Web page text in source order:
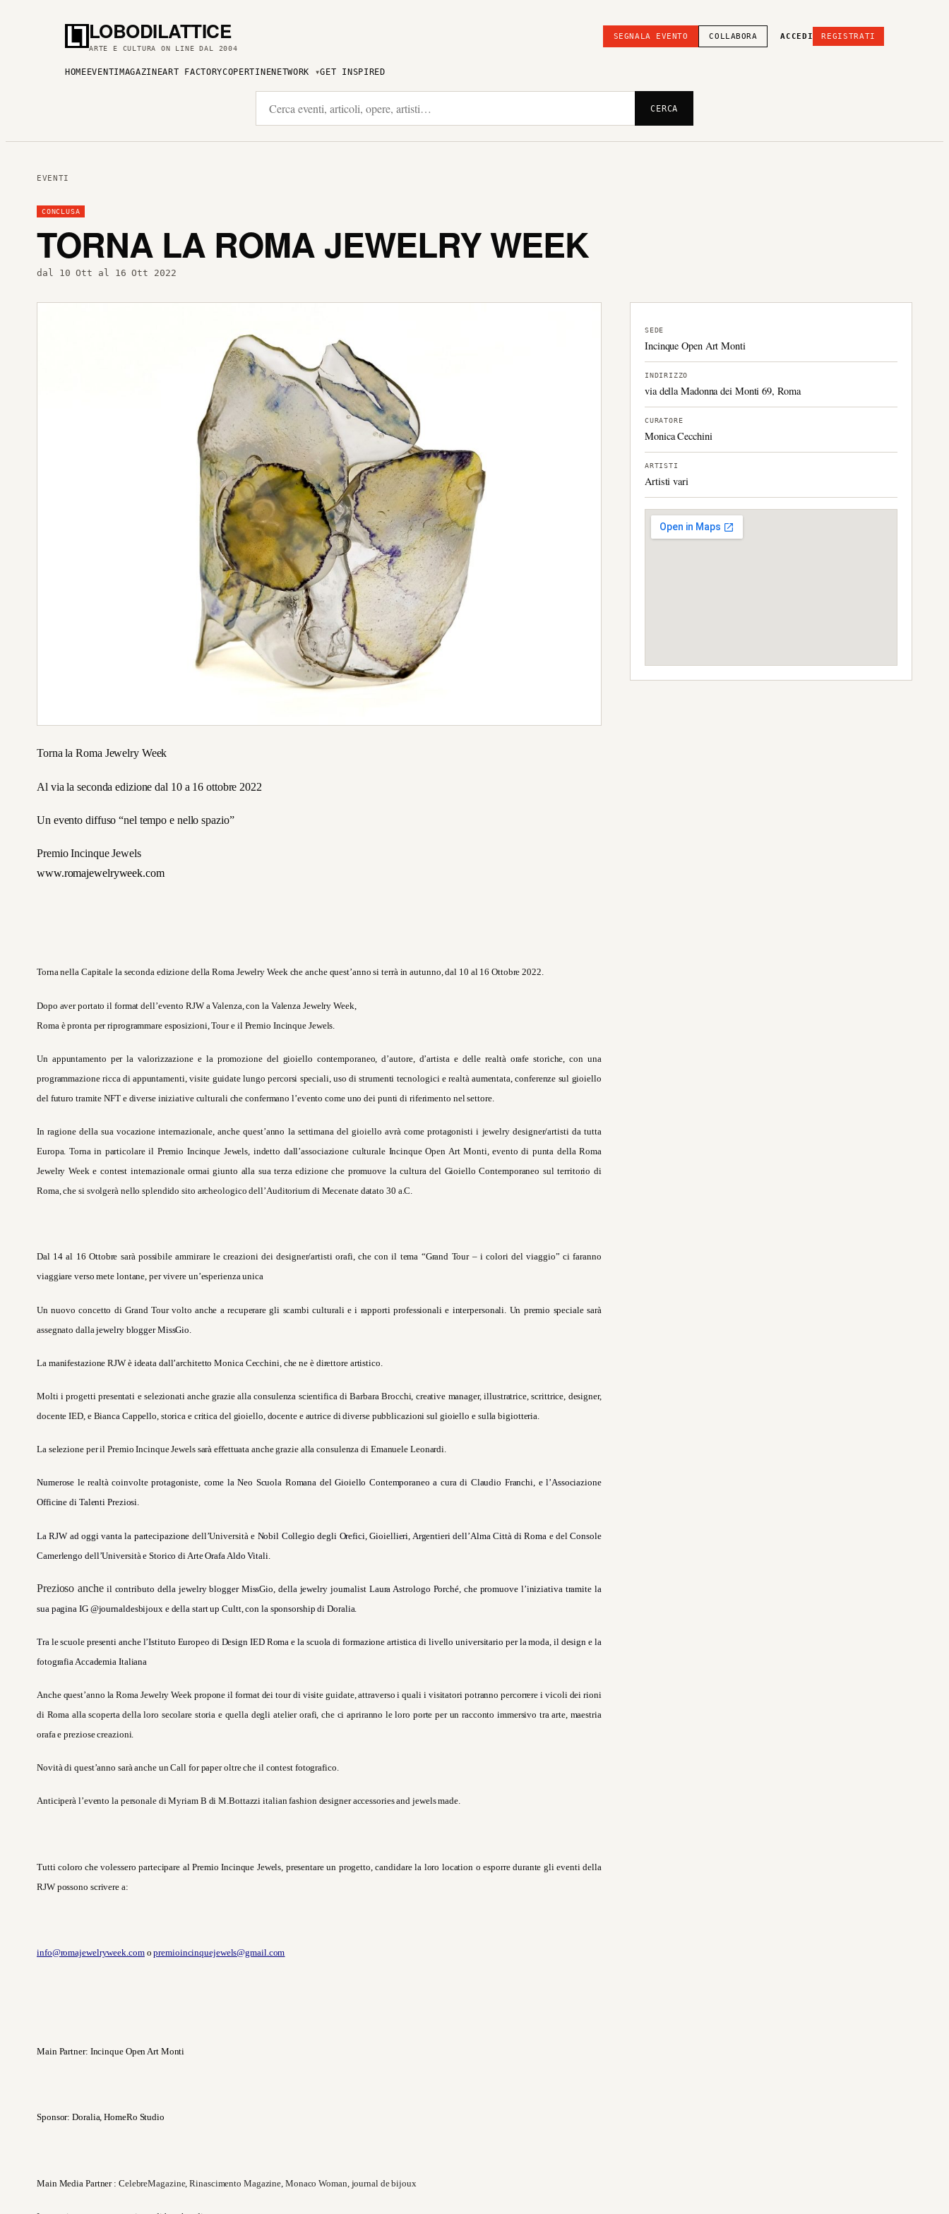
LOBODILATTICE
ARTE E CULTURA ON LINE DAL 2004
SEGNALA EVENTO COLLABORA ACCEDI REGISTRATI
HOME EVENTI MAGAZINEART FACTORYCOPERTINENETWORK GET INSPIRED
CERCA
EVENTI
CONCLUSA
TORNA LA ROMA JEWELRY WEEK
dal 10 Ott al 16 Ott 2022
Torna la Roma Jewelry Week
Al via la seconda edizione dal 10 a 16 ottobre 2022
Un evento diffuso “nel tempo e nello spazio”
Premio Incinque Jewels
www.romajewelryweek.com
Torna nella Capitale la seconda edizione dellaRoma Jewelry Weekche anche quest’anno si terrà in autunno, dal 10 al 16 Ottobre 2022.
Dopo aver portato il format dell’evento RJW a Valenza, con la Valenza Jewelry Week,
Roma è pronta per riprogrammare esposizioni, Tour e il Premio Incinque Jewels.
Un appuntamento per la valorizzazione e la promozione del gioiello contemporaneo, d’autore, d’artista e delle realtà orafe storiche, con una
programmazione ricca di appuntamenti, visite guidate lungo percorsi speciali, uso di strumenti tecnologici e realtà aumentata, conferenze sul gioiello
del futuro tramite NFT e diverse iniziative culturali che confermano l’evento come uno dei punti di riferimento nel settore.
In ragione della sua vocazione internazionale, anche quest’anno la settimana del gioiello avrà come protagonisti i jewelry designer/artisti da tutta
Europa. Torna in particolare il Premio Incinque Jewels, indetto dall’associazione culturale Incinque Open Art Monti, evento di punta della Roma
Jewelry Week e contest internazionale ormai giunto alla sua terza edizione che promuove la cultura del Gioiello Contemporaneo sul territorio di
Roma, che si svolgerà nello splendido sito archeologico dell’Auditorium di Mecenate datato 30 a.C.
Dal 14 al 16 Ottobre sarà possibile ammirare le creazioni dei designer/artisti orafi, che con il tema “Grand Tour – i colori del viaggio”ci faranno
viaggiare verso mete lontane, per vivere un’esperienza unica
Un nuovo concetto di Grand Tour volto anche a recuperare gli scambi culturali e i rapporti professionali e interpersonali. Un premio speciale sarà
assegnato dallajewelry bloggerMissGio.
La manifestazione RJW è ideata dall’architettoMonica Cecchini, che ne è direttore artistico.
Molti i progetti presentati e selezionati anche grazie alla consulenza scientifica di Barbara Brocchi, creative manager, illustratrice, scrittrice, designer,
docente IED, e Bianca Cappello, storica e critica del gioiello, docente e autrice di diverse pubblicazioni sul gioiello e sulla bigiotteria.
La selezione per il Premio Incinque Jewels sarà effettuata anche grazie alla consulenza di Emanuele Leonardi.
Numerose le realtà coinvolte protagoniste, come la Neo Scuola Romana del Gioiello Contemporaneo a cura di Claudio Franchi, e l’Associazione
Officine di Talenti Preziosi.
La RJW ad oggi vanta la partecipazione dell’Università e Nobil Collegio degli Orefici, Gioiellieri, Argentieri dell’Alma Città di Roma e del Console
Camerlengo dell’Università e Storico di Arte Orafa Aldo Vitali.
Prezioso anche il contributo della jewelry blogger MissGio, della jewelry journalist Laura Astrologo Porché, che promuove l’iniziativa tramite la
sua pagina IG @journaldesbijoux e della start up Cultt, con la sponsorship di Doralia.
Tra le scuole presenti anche l’Istituto Europeo di Design IED Roma e la scuola di formazione artistica di livello universitario per la moda, il design e la
fotografia Accademia Italiana
Anche quest’anno la Roma Jewelry Week propone il format dei tour di visite guidate, attraverso i quali i visitatori potranno percorrere i vicoli dei rioni
di Roma alla scoperta della loro secolare storia e quella degli atelier orafi, che ci apriranno le loro porte per un racconto immersivo tra arte, maestria
orafa e preziose creazioni.
Novità di quest’anno sarà anche un Call for paper oltre che il contest fotografico.
Anticiperà l’evento la personale diMyriam B di M.Bottazzi italian fashion designer accessories and jewels made.
Tutti coloro che volessero partecipare al Premio Incinque Jewels, presentare un progetto, candidare la loro location o esporre durante gli eventi della
RJW possono scrivere a:
info@romajewelryweek.comopremioincinquejewels@gmail.com
Main Partner: Incinque Open Art Monti
Sponsor: Doralia, HomeRo Studio
Main Media Partner : CelebreMagazine, Rinascimento Magazine, Monaco Woman, journal de bijoux
SEDE
Incinque Open Art Monti
INDIRIZZO
via della Madonna dei Monti 69, Roma
CURATORE
Monica Cecchini
ARTISTI
Artisti vari